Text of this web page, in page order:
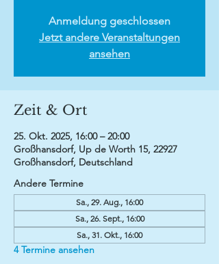
Anmeldung geschlossen
Jetzt andere Veranstaltungen
ansehen
Zeit & Ort
25. Okt. 2025, 16:00 – 20:00
Großhansdorf, Up de Worth 15, 22927
Großhansdorf, Deutschland
Andere Termine
Sa., 29. Aug., 16:00
Sa., 26. Sept., 16:00
Sa., 31. Okt., 16:00
4 Termine ansehen